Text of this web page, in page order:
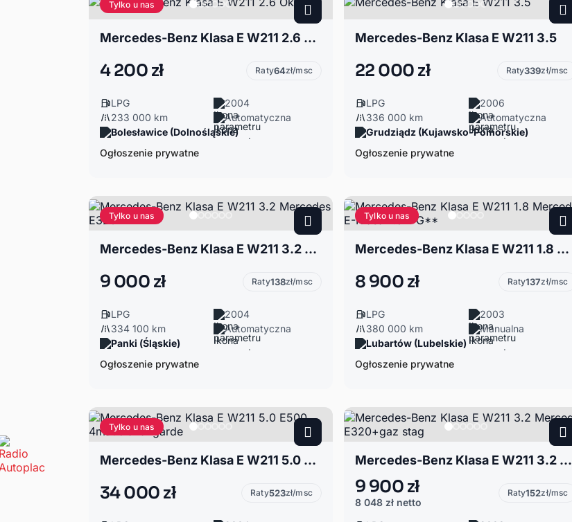
Tylko u nas
Mercedes-Benz Klasa E W211 2.6 Okazja!
4 200 zł Raty64zł/msc
LPG
2004
233 000 km
Automatyczna
Bolesławice (Dolnośląskie)
Ogłoszenie prywatne
Mercedes-Benz Klasa E W211 3.5
22 000 zł Raty339zł/msc
LPG
2006
336 000 km
Automatyczna
Grudziądz (Kujawsko-Pomorskie)
Ogłoszenie prywatne
Tylko u nas
Mercedes-Benz Klasa E W211 3.2 Mercedes E320
9 000 zł Raty138zł/msc
LPG
2004
334 100 km
Automatyczna
Panki (Śląskie)
Ogłoszenie prywatne
Tylko u nas
Mercedes-Benz Klasa E W211 1.8 Mercedes E-Klasa 1.8LPG**
8 900 zł Raty137zł/msc
LPG
2003
380 000 km
Manualna
Lubartów (Lubelskie)
Ogłoszenie prywatne
Tylko u nas
Mercedes-Benz Klasa E W211 5.0 E500 4matic avangarde
34 000 zł Raty523zł/msc
Mercedes-Benz Klasa E W211 3.2 Mercedes E320+gaz stag
9 900 zł
8 048 zł netto
Raty152zł/msc